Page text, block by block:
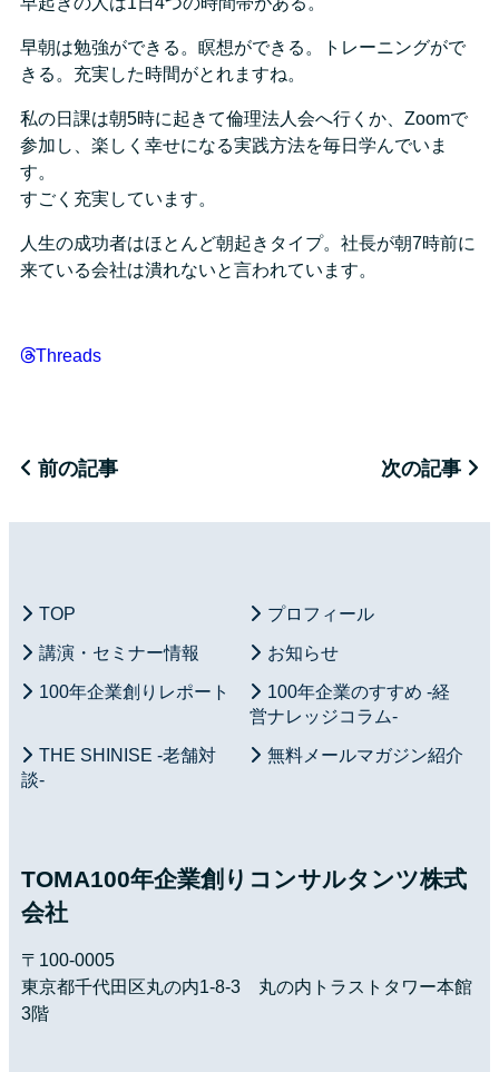
早朝は勉強ができる。瞑想ができる。トレーニングがで
きる。充実した時間がとれますね。
私の日課は朝5時に起きて倫理法人会へ行くか、Zoomで
参加し、楽しく幸せになる実践方法を毎日学んでいま
す。
すごく充実しています。
人生の成功者はほとんど朝起きタイプ。社長が朝7時前に
来ている会社は潰れないと言われています。
Threads
前の記事 次の記事
TOP プロフィール
講演・セミナー情報 お知らせ
100年企業創りレポート
100年企業のすすめ -経
営ナレッジコラム-
THE SHINISE -老舗対
談-
無料メールマガジン紹介
TOMA100年企業創りコンサルタンツ株式
会社
〒100-0005
東京都千代田区丸の内1-8-3 丸の内トラストタワー本館
3階